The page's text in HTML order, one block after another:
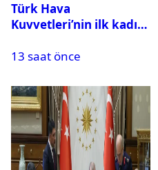
Türk Hava
Kuvvetleri’nin ilk kadın
Karapınar hakkında
ortaya çıktı
13 saat önce